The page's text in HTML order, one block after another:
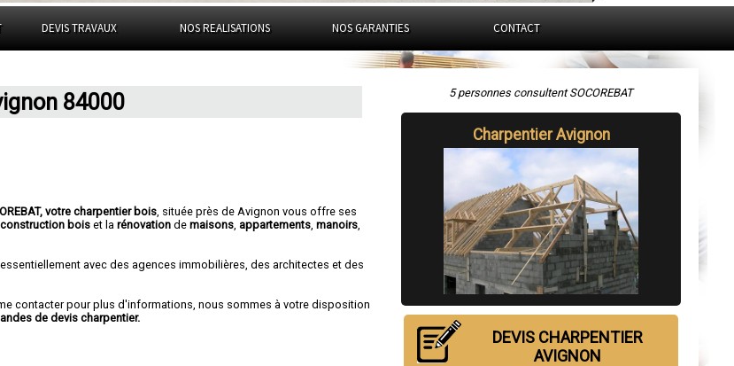
DEVIS TRAVAUX NOS REALISATIONS NOS GARANTIES CONTACT
84000
votre charpentier bois , située près de Avignon vous offre ses
construction bois et larénovation demaisons appartements ,manoirs
avec des agences immobilières, des architectes et des
contacter pour plus d'informations, nous sommes à votre disposition
de devis charpentier.
5 personnes consultent SOCOREBAT
Charpentier Avignon
DEVIS CHARPENTIER
AVIGNON